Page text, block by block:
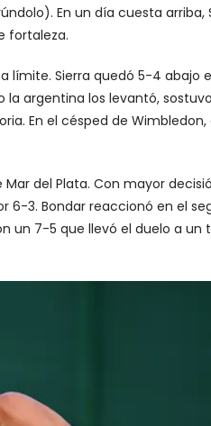
En un día cuesta arriba,
fortaleza.
Sierra quedó 5-4 abajo
argentina los levantó,
En el césped de
del Plata. Con mayor
3. Bondar reaccionó en el
un 7-5 que llevó el duelo a un